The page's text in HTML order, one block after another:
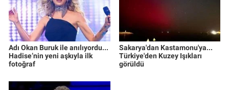
Adı Okan Buruk ile anılıyordu...
Hadise’nin yeni aşkıyla ilk
fotoğraf
Sakarya'dan Kastamonu'ya...
Türkiye'den Kuzey Işıkları
görüldü